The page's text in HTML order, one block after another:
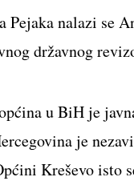
Pejaka nalazi se
državnog
u BiH je
je
Kreševo isto